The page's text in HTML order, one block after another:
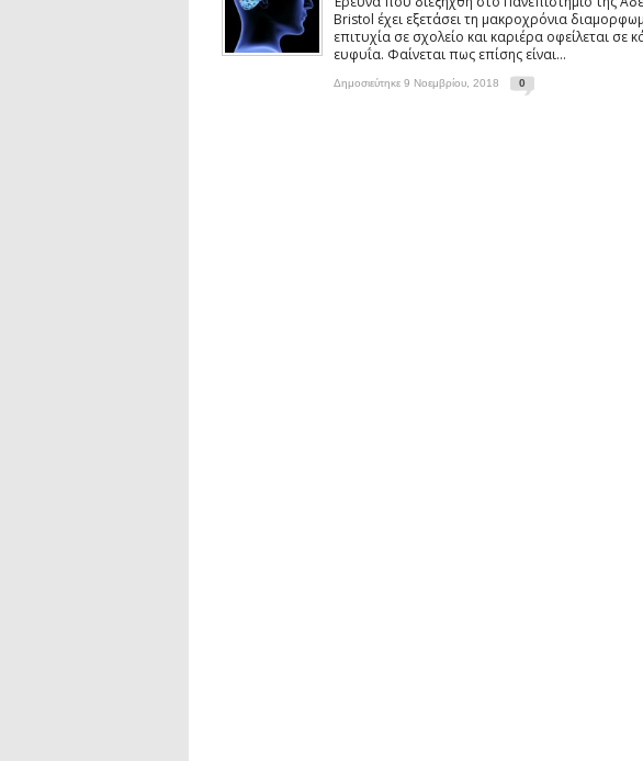
Συνέντευξη: Συζητώντας με τον ερευνητή κ. Παντελή
1)
podcast: Τι είναι τα Βαρυτικά Κύματα (Συνέντευξη με
podcast: Αναζητώντας τα Βαρυτικά Κύματα
Bristol έχει εξετάσει τη μακροχρόνια
επιτυχία σε σχολείο και καριέρα οφείλεται
ευφυΐα. Φαίνεται πως επίσης είναι...
Δημοσιεύτηκε 9 Νοεμβρίου, 2018 0